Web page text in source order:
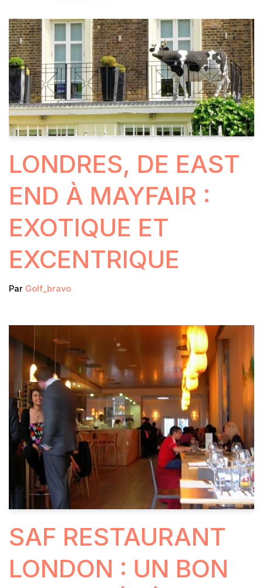
LONDRES, DE EAST
END À MAYFAIR :
EXOTIQUE ET
EXCENTRIQUE
Par Golf_bravo
SAF RESTAURANT
LONDON : UN BON